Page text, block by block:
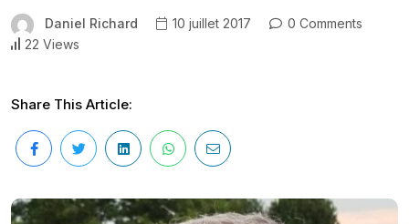
Daniel Richard 10 juillet 2017
0 Comments
22 Views
Share This Article: